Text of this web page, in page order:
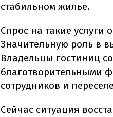
стабильном жилье.
Спрос на такие
Значительную роль в
Владельцы гостиниц
благотворительными
сотрудников и
Сейчас ситуация